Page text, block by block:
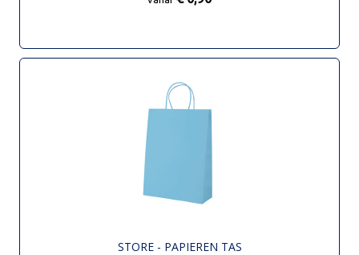
STORE - PAPIEREN TAS